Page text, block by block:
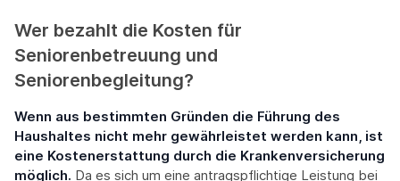
Wer bezahlt die Kosten für
Seniorenbetreuung und
Seniorenbegleitung?
Wenn aus bestimmten Gründen die Führung des
Haushaltes nicht mehr gewährleistet werden kann, ist
eine Kostenerstattung durch die Krankenversicherung
möglich. Da es sich um eine antragspflichtige Leistung bei